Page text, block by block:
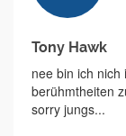
Tony Hawk
nee bin ich
berühmtheiten
sorry jungs...